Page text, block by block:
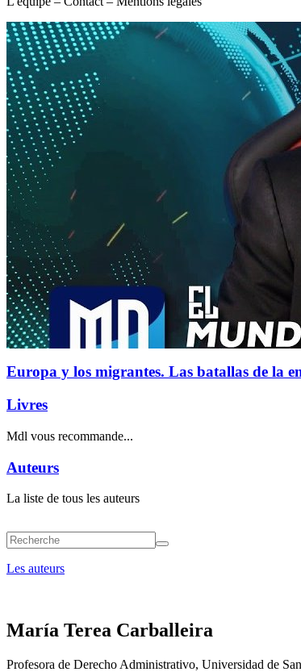
Europa y los migrantes. Las batallas de la
Livres
Mdl vous recommande...
Auteurs
La liste de tous les auteurs
Les auteurs
María Terea Carballeira
Profesora de Derecho Administrativo, Universidad de